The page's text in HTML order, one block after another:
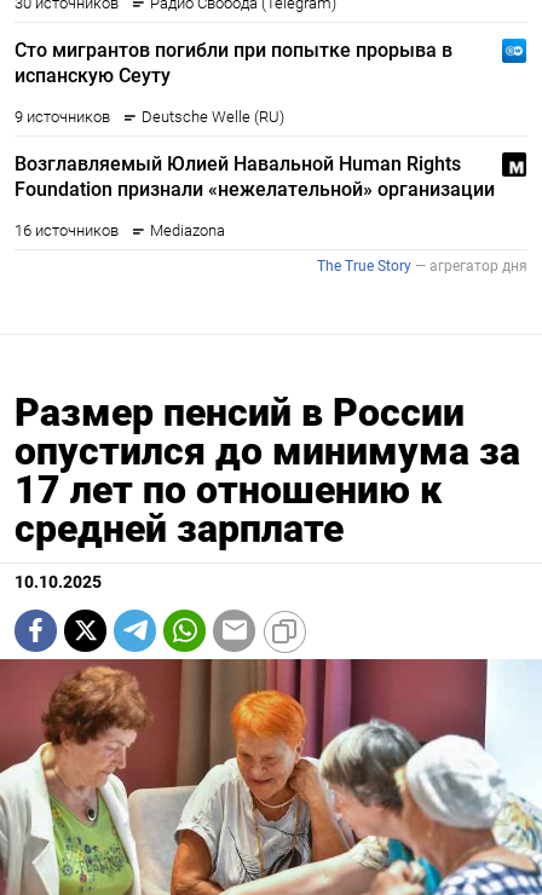
Размер пенсий в России
опустился до минимума за
17 лет по отношению к
средней зарплате
10.10.2025